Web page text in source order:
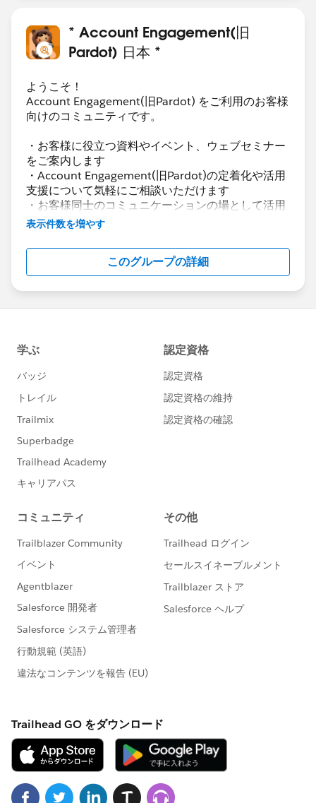
* Account Engagement(旧
Pardot) 日本 *
ようこそ！
Account Engagement(旧Pardot) をご利用のお客様
向けのコミュニティです。
・お客様に役立つ資料やイベント、ウェブセミナー
をご案内します
・Account Engagement(旧Pardot)の定着化や活用
支援について気軽にご相談いただけます
・お客様同士のコミュニケーションの場として活用
いただけます
Account Engagement(旧Pardot)に関する総合コミ
ュニティとしてお役立てください！
https://www.salesforce.com/jp/products/pardot
/overview
このグループは株式会社セールスフォース・ジャパ
ンの社員によって管理、運営されています。
「Trailblazer Community オンライン行動規範」に
https://trailhead.salesforce.com/ja/trailblazerco
mmunity/code-of-conduct
このグループ内での発言はForward Looking
http://investor.salesforce.com/about-
statements/default.aspx
https://www.salesforce.com/jp/company/progra
「アドバイス」となります。正式な回答が必要な場
合はケース起票をお願いします。
表示件数を増やす
このグループの詳細